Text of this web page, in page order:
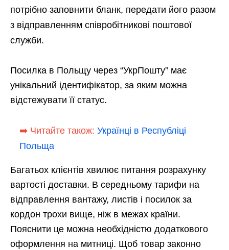
потрібно заповнити бланк, передати його разом
з відправленням співробітникові поштової
служби.
Посилка в Польщу через “УкрПошту” має
унікальний ідентифікатор, за яким можна
відстежувати її статус.
➡️ Читайте також: Українці в Республіці
Польща
Багатьох клієнтів хвилює питання розрахунку
вартості доставки. В середньому тарифи на
відправлення вантажу, листів і посилок за
кордон трохи вище, ніж в межах країни.
Пояснити це можна необхідністю додаткового
оформлення на митниці. Щоб товар законно